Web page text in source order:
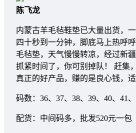
陈飞龙
内蒙古羊毛毡鞋垫已大量出货，
四十秒到一分钟，脚底马上热呼
毛毡垫，天气慢慢转凉，经过新
抓紧时间了，你可别掉队！ 赶集
真正的好产品，赚的是良心钱，
码数：36、37、38、39、40、41
配货：中间码多，批发520元一包